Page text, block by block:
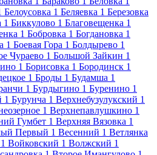
Белоусовка 1 Беляевка 1 Березовка
1 Биккулово 1 Благовещенка 1
1 Бобровка 1 Богдановка 1
1 Боевая Гора 1 Болдырево 1
Чураево 1 Большой Зайкин 1
1 Борисовка 1 Бородинск 1
1 Броды 1 Будамша 1
1 Бурдыгино 1 Буренино 1
1 Бурунча 1 Верхнебузулукский 1
1 Верхнепавлушкино 1
Гумбет 1 Верхняя Вязовка 1
Первый 1 Весенний 1 Ветлянка
1 Войковский 1 Волжский 1